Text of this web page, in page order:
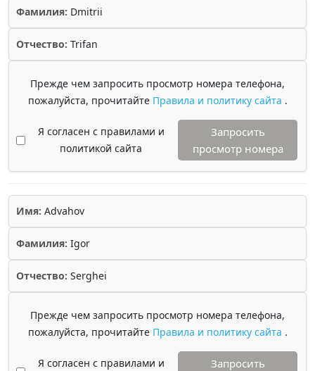
Фамилия: Dmitrii
Отчество: Trifan
Прежде чем запросить просмотр номера телефона,
пожалуйста, прочитайте Правила и политику сайта .
Я согласен с правилами и
политикой сайта
Запросить
просмотр номера
Имя: Advahov
Фамилия: Igor
Отчество: Serghei
Прежде чем запросить просмотр номера телефона,
пожалуйста, прочитайте Правила и политику сайта .
Я согласен с правилами и
Запросить